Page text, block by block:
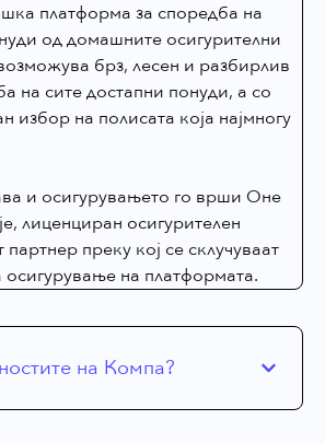
платформа за споредба на
од домашните осигурителни
брз, лесен и разбирлив
на сите достапни понуди, а со
избор на полисата која најмногу
и осигурувањето го врши Оне
лиценциран осигурителен
преку кој се склучуваат
осигурување на платформата.
на Компа?